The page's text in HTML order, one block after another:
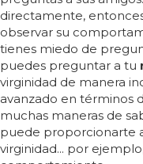
de carreras local para
correr... esto le dará
entrenamiento y hará
importante que tengas
difícil al principio para
de carreras, considera
importante elegir un
evitar lesiones... esto
¿Cómo saber si tu